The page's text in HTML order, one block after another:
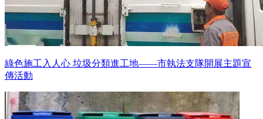
綠色施工入人心 垃圾分類進工地——市執法支隊開展主題宣
傳活動